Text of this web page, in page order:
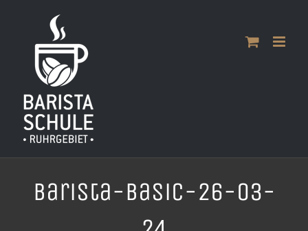
springen
Barista-Basic-26-03-